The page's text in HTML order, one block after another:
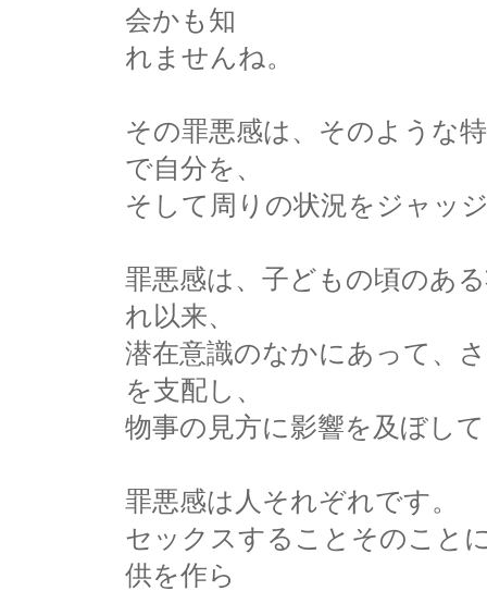
会かも知
れませんね。
その罪悪感は、そのような
で自分を、
そして周りの状況をジャッ
罪悪感は、子どもの頃のあ
れ以来、
潜在意識のなかにあって、
を支配し、
物事の見方に影響を及ぼし
罪悪感は人それぞれです。
セックスすることそのこと
供を作ら